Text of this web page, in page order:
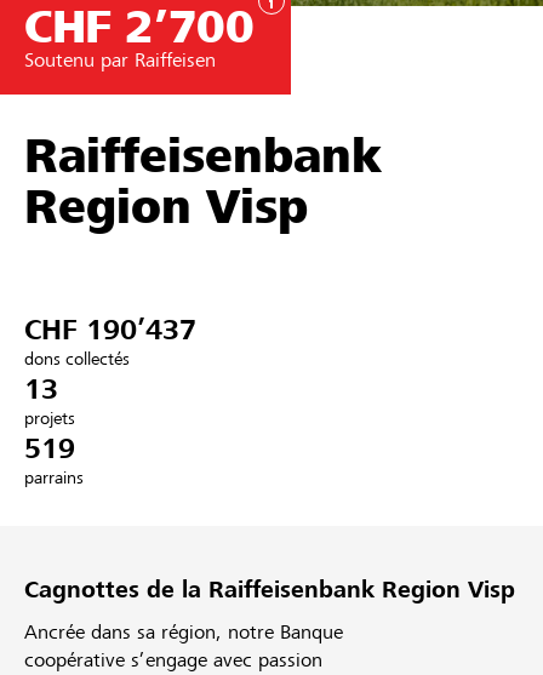
Parrainer
Soutien & assistance
Partenaires / Banques Raiffeisen
Se connecter
S'inscrire
Trouvez des projets et des organisations
CHF 2’700
Soutenu par Raiffeisen
Raiffeisenbank
Region Visp
CHF 190’437
dons collectés
13
projets
519
parrains
Cagnottes de la Raiffeisenbank Region Visp
Ancrée dans sa région, notre Banque
coopérative s’engage avec passion